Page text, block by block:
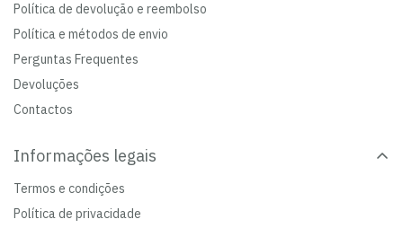
Política de devolução e reembolso
Política e métodos de envio
Perguntas Frequentes
Devoluções
Contactos
Informações legais
Termos e condições
Política de privacidade